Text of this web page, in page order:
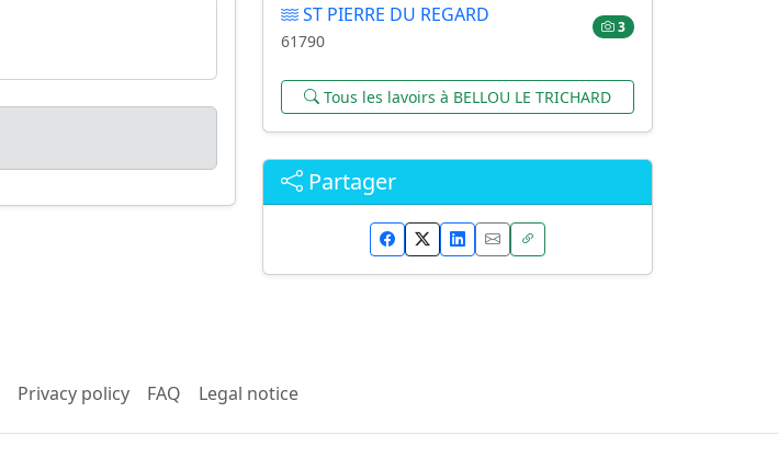
ST PIERRE DU REGARD
61790
3
Tous les lavoirs à BELLOU LE TRICHARD
Partager
Privacy policy FAQ Legal notice